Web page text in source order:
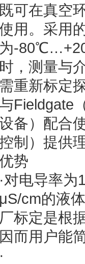
既可在真空
用。采用
为-
时，测量与
需重新标定
Fieldgate
备）配合
制）提供
势
·对电导率为
μS/cm的液
厂标定是根
因而用户能
·